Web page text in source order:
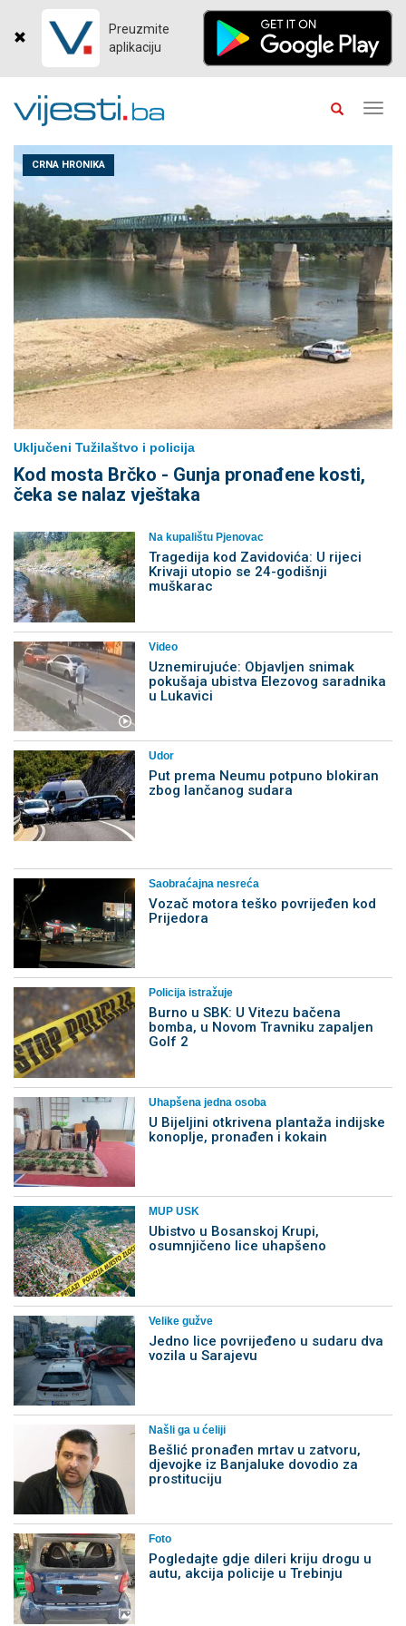
Preuzmite
aplikaciju
CRNA HRONIKA
Uključeni Tužilaštvo i policija
Kod mosta Brčko - Gunja pronađene kosti,
čeka se nalaz vještaka
Na kupalištu Pjenovac
Tragedija kod Zavidovića: U rijeci
Krivaji utopio se 24-godišnji
muškarac
Video
Uznemirujuće: Objavljen snimak
pokušaja ubistva Elezovog saradnika
u Lukavici
Udor
Put prema Neumu potpuno blokiran
zbog lančanog sudara
Saobraćajna nesreća
Vozač motora teško povrijeđen kod
Prijedora
Policija istražuje
Burno u SBK: U Vitezu bačena
bomba, u Novom Travniku zapaljen
Golf 2
Uhapšena jedna osoba
​U Bijeljini otkrivena plantaža indijske
konoplje, pronađen i kokain
MUP USK
Ubistvo u Bosanskoj Krupi,
osumnjičeno lice uhapšeno
Velike gužve
Јedno lice povrijeđeno u sudaru dva
vozila u Sarajevu
Našli ga u ćeliji
Bešlić pronađen mrtav u zatvoru,
djevojke iz Banjaluke dovodio za
prostituciju
Foto
Pogledajte gdje dileri kriju drogu u
autu, akcija policije u Trebinju